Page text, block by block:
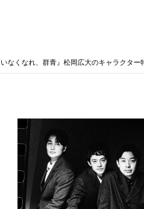
なくなれ、群青』松岡広大のキャラクター